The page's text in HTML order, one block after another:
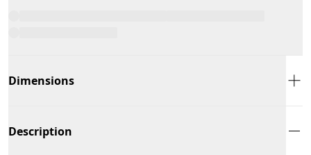
Dimensions
Description